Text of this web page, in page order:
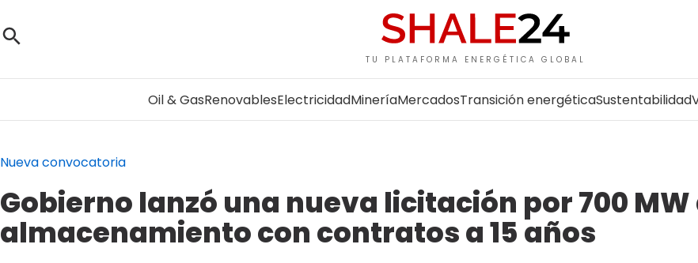
TU PLATAFORMA ENERGÉTICA GLOBAL
Oil & GasRenovablesElectricidadMineríaMercadosTransición energéticaSustentabilidad
Nueva convocatoria
Gobierno lanzó una nueva licitación por 700 MW
almacenamiento con contratos a 15 años